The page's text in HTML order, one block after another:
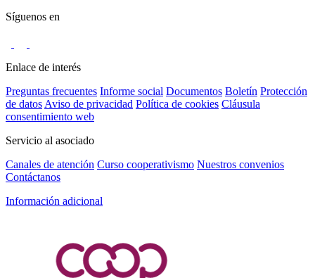
Síguenos en
Enlace de interés
Preguntas frecuentes Informe social Documentos Boletín Protección
de datos Aviso de privacidad Política de cookies Cláusula
consentimiento web
Servicio al asociado
Canales de atención Curso cooperativismo Nuestros convenios
Contáctanos
Información adicional